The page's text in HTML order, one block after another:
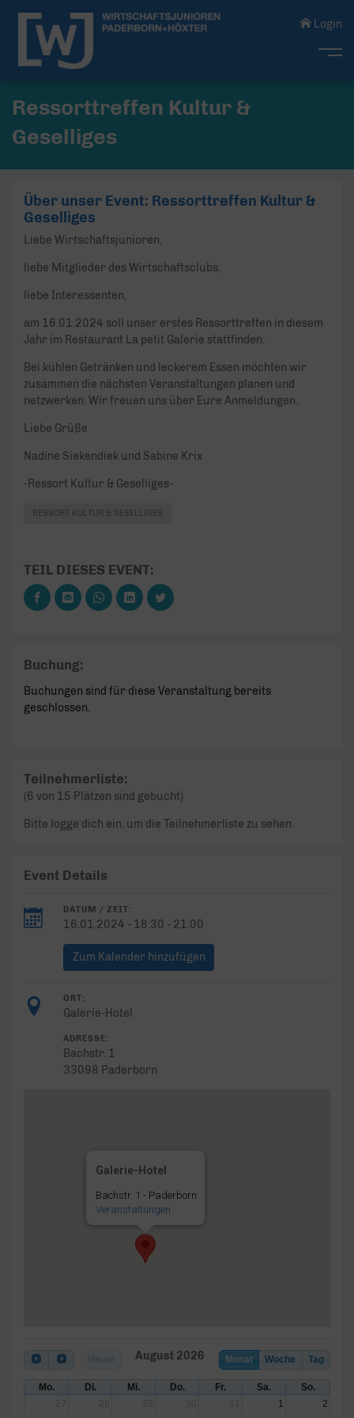
Login
Ressorttreffen Kultur &
Geselliges
Über unser Event: Ressorttreffen Kultur &
Geselliges
Liebe Wirtschaftsjunioren,
liebe Mitglieder des Wirtschaftsclubs,
liebe Interessenten,
am 16.01.2024 soll unser erstes Ressorttreffen in diesem
Jahr im Restaurant La petit Galerie stattfinden.
Bei kühlen Getränken und leckerem Essen möchten wir
zusammen die nächsten Veranstaltungen planen und
netzwerken. Wir freuen uns über Eure Anmeldungen.
Liebe Grüße
Nadine Siekendiek und Sabine Krix
-Ressort Kultur & Geselliges-
RESSORT KULTUR & GESELLIGES
TEIL DIESES EVENT:
Buchung:
Buchungen sind für diese Veranstaltung bereits
geschlossen.
Teilnehmerliste:
(6 von 15 Plätzen sind gebucht)
Bitte logge dich ein, um die Teilnehmerliste zu sehen.
Event Details
DATUM / ZEIT:
16.01.2024 - 18:30 - 21:00
Zum Kalender hinzufügen
ORT:
Galerie-Hotel
ADRESSE:
Bachstr. 1
33098 Paderborn
Galerie-Hotel
Bachstr. 1 - Paderborn
Veranstaltungen
Monat Woche Tag
August 2026
Mo. Di. Mi. Do. Fr. Sa.
So.
1 2